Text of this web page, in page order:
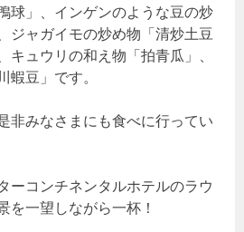
球」、インゲンのような豆の炒
ジャガイモの炒め物「清炒土豆
キュウリの和え物「拍青瓜」、
蝦豆」です。
非みなさまにも食べに行ってい
ーコンチネンタルホテルのラウ
を一望しながら一杯！